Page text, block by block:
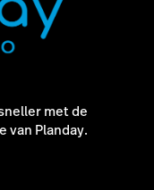
met de
van Planday.